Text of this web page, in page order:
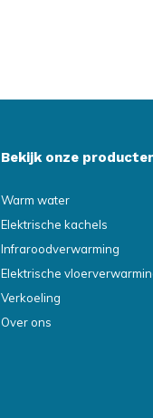
Bekijk onze
Warm water
Elektrische kachels
Infraroodverwarming
Elektrische
Verkoeling
Over ons